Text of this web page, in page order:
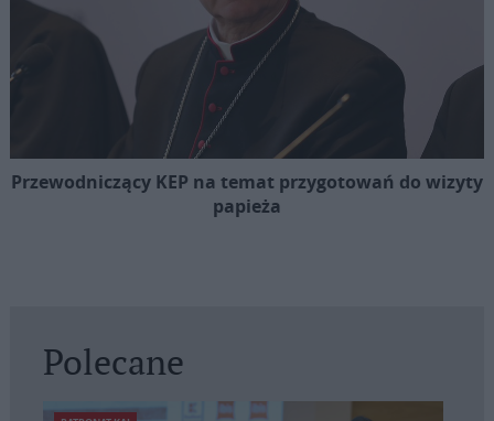
Przewodniczący KEP na temat przygotowań do wizyty
papieża
Polecane